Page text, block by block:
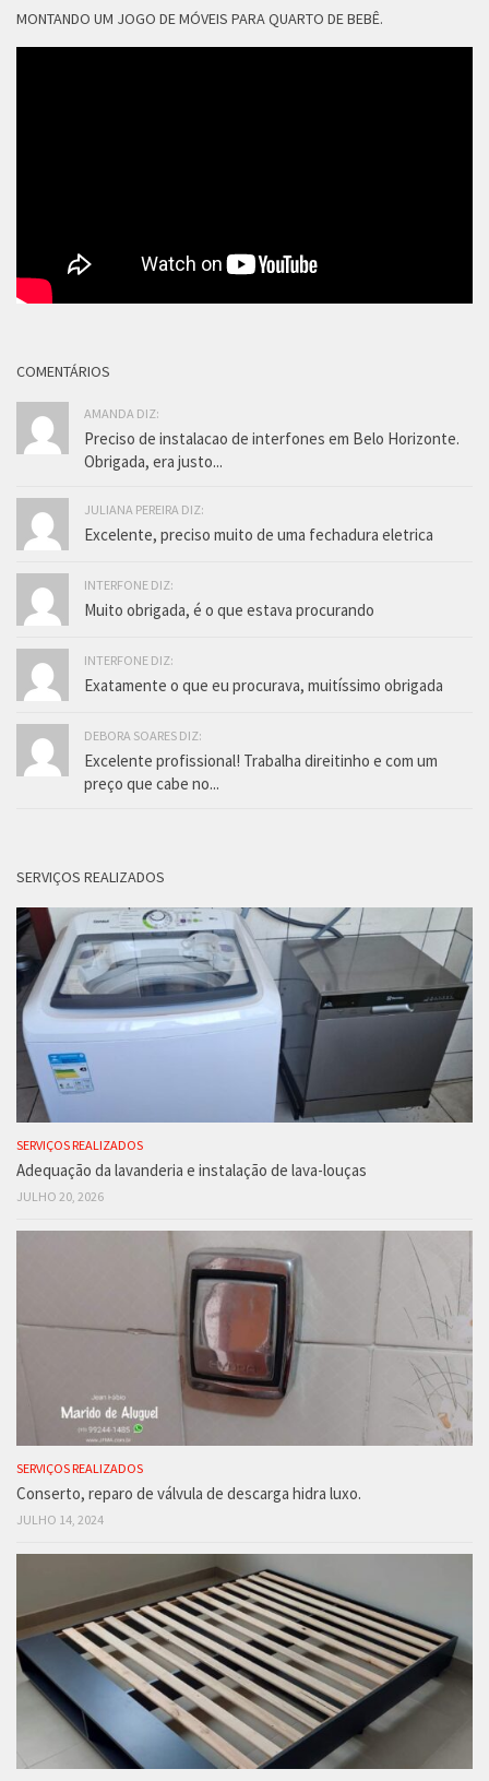
MONTANDO UM JOGO DE MÓVEIS PARA QUARTO DE BEBÊ.
COMENTÁRIOS
AMANDA DIZ:
Preciso de instalacao de interfones em Belo Horizonte.
Obrigada, era justo...
JULIANA PEREIRA DIZ:
Excelente, preciso muito de uma fechadura eletrica
INTERFONE DIZ:
Muito obrigada, é o que estava procurando
INTERFONE DIZ:
Exatamente o que eu procurava, muitíssimo obrigada
DEBORA SOARES DIZ:
Excelente profissional! Trabalha direitinho e com um
preço que cabe no...
SERVIÇOS REALIZADOS
SERVIÇOS REALIZADOS
Adequação da lavanderia e instalação de lava-louças
JULHO 20, 2026
SERVIÇOS REALIZADOS
Conserto, reparo de válvula de descarga hidra luxo.
JULHO 14, 2024